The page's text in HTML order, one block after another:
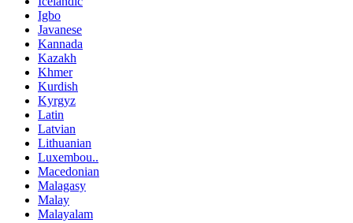
Igbo
Javanese
Kannada
Kazakh
Khmer
Kurdish
Kyrgyz
Latin
Latvian
Lithuanian
Luxembou..
Macedonian
Malagasy
Malay
Malayalam